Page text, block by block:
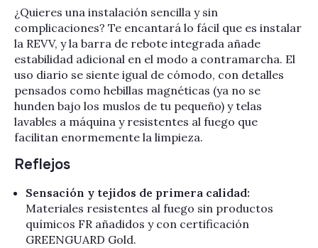
¿Quieres una instalación sencilla y sin
complicaciones? Te encantará lo fácil que es instalar
la REVV, y la barra de rebote integrada añade
estabilidad adicional en el modo a contramarcha. El
uso diario se siente igual de cómodo, con detalles
pensados ​​como hebillas magnéticas (ya no se
hunden bajo los muslos de tu pequeño) y telas
lavables a máquina y resistentes al fuego que
facilitan enormemente la limpieza.
Reflejos
Sensación y tejidos de primera calidad:
Materiales resistentes al fuego sin productos
químicos FR añadidos y con certificación
GREENGUARD Gold.